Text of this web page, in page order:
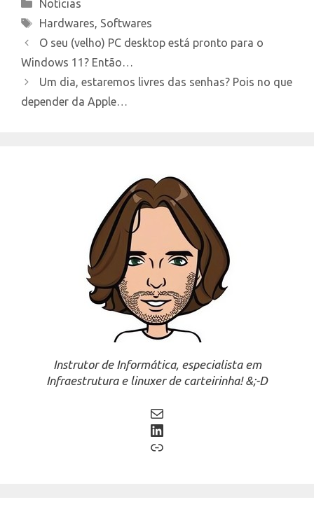
Notícias
Tags
Hardwares, Softwares
O seu (velho) PC desktop está pronto para o
Windows 11? Então…
Um dia, estaremos livres das senhas? Pois no que
depender da Apple…
Instrutor de Informática, especialista em
Infraestrutura e linuxer de carteirinha! &;-D
Mail
LinkedIn
Link